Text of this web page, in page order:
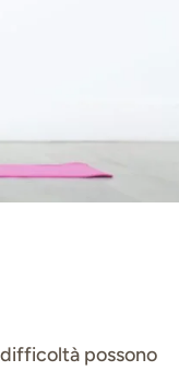
possono